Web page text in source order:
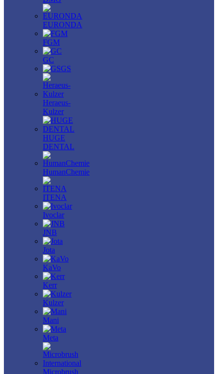
EURONDA
FGM
GC
GS
Heraeus-
Kulzer
HUGE
DENTAL
HumanChemie
ITENA
Ivoclar
JNB
Jota
KaVo
Kerr
Kulzer
Mani
Meta
Microbrush